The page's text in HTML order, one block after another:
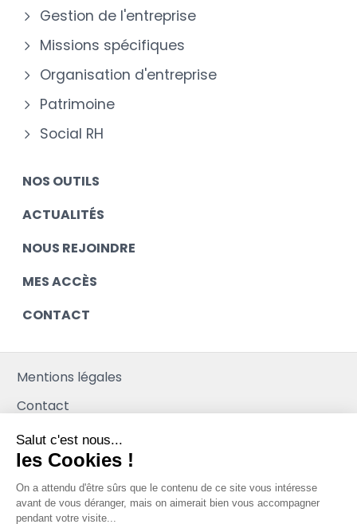
Gestion de l'entreprise
Missions spécifiques
Organisation d'entreprise
Patrimoine
Social RH
NOS OUTILS
ACTUALITÉS
NOUS REJOINDRE
MES ACCÈS
CONTACT
Mentions légales
Contact
Plan du site
Mediapilote
les Cookies !
ce site vous intéresse avant de vous
déranger, mais on aimerait bien vous accompagner pendant votre
visite...